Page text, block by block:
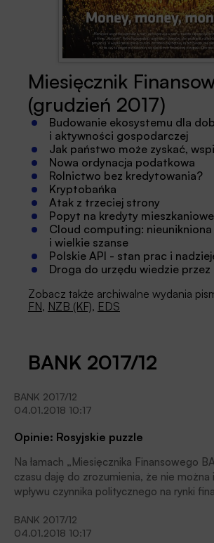
Miesięcznik
(grudzień 2017)
Budowanie ekosystemu dla
i aktywności gospodarczej
Jak państwo może zyskać,
Nowa ordynacja podatkowa
Rolnictwo bez kredytowania?
Kryptobańka
Atak z trzeciej strony
Popyt na kredyty
Cloud computing:
i wielkie szanse
Polskie API - stan prac i
Droga do urzędu wiedzie przez
Zobacz także archiwalne wydania
FN, NZB (KF), EDS
BANK 2017/12
BANK 2017/12
04.01.2018 10:17
Opinie: Rosyjskie puzzle
Na łamach „Miesięcznika Finansowego
czasu daję do zrozumienia, że nie można
wpływu czynnika politycznego na rynki
nieraz ukryte, ale bardzo interesujące
pozwalają połączyć ze sobą pewien
BANK 2017/12
04.01.2018 10:17